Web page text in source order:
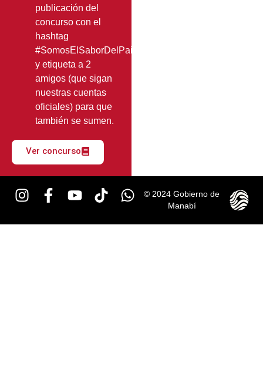
publicación del
concurso con el
hashtag
#SomosElSaborDelPais
y etiqueta a 2
amigos (que sigan
nuestras cuentas
oficiales) para que
también se sumen.
Ver concurso
© 2024 Gobierno de
Manabí